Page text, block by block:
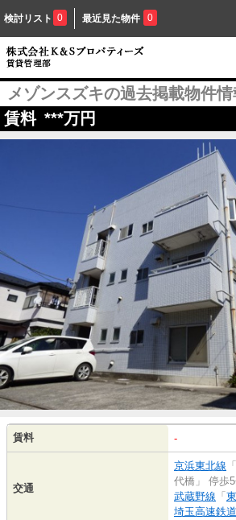
検討リスト 0 最近見た物件 0
メゾンスズキの過去掲載物件情
賃料 ***万円
賃料 -
交通
京浜東北線 「
代橋」 停歩
武蔵野線 「
埼玉高速鉄道